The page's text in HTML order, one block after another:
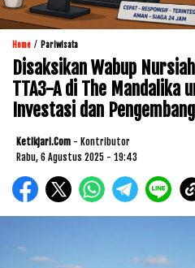
Home / Pariwisata
Disaksikan Wabup
TTA3-A di The Mandalika
Investasi dan
Ketikjari.com - Kontributor
Rabu, 6 Agustus 2025 - 19:43